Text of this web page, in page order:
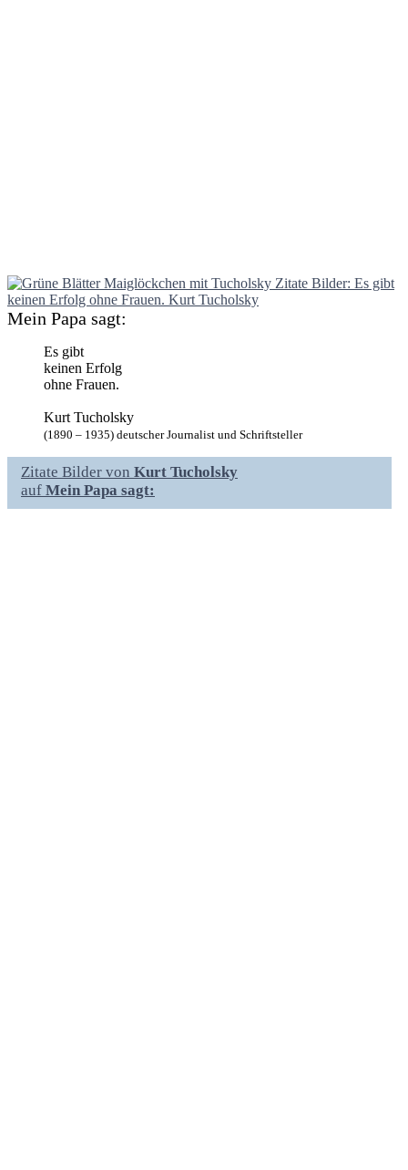
Mein Papa sagt:
Es gibt
keinen Erfolg
ohne Frauen.
Kurt Tucholsky
(1890 – 1935) deutscher Journalist und Schriftsteller
Zitate Bilder von Kurt Tucholsky
auf Mein Papa sagt: